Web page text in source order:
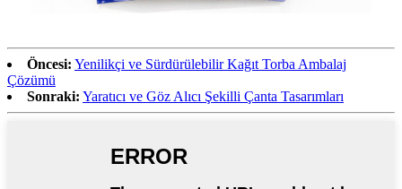
Öncesi: Yenilikçi ve Sürdürülebilir Kağıt Torba Ambalaj
Çözümü
Sonraki: Yaratıcı ve Göz Alıcı Şekilli Çanta Tasarımları